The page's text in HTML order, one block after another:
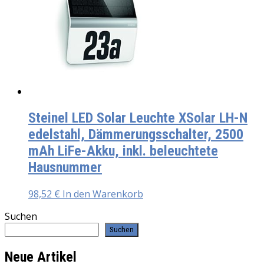
Steinel LED Solar Leuchte XSolar LH-N
edelstahl, Dämmerungsschalter, 2500
mAh LiFe-Akku, inkl. beleuchtete
Hausnummer
98,52 € In den Warenkorb
Suchen
Suchen
Neue Artikel